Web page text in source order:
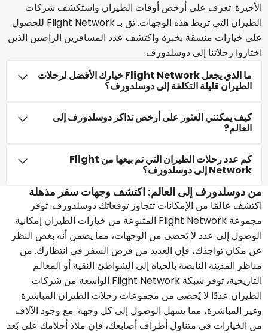
الأخيرة. تعرف على أرخص أوقات الطيران واستكشف شركات
الطيران التي تربط هذه الوجهات. ثق بـ Flight Network للحصول
على خيارات منسقة بخبرة واكتشف عدد المسافرين الراضين الذين
اختاروا رحلاتنا إلى دوسلدورف.
ما الذي يجعل Flight Network خيارك الأفضل لرحلات
الطيران قليلة التكلفة إلى دوسلدورف؟
كيف يمكنني العثور على أرخص تذاكر دوسلدورف إلى
العالم?
كم عدد رحلات الطيران التي تم بيعها من Flight
Network إلى دوسلدورف؟
من دوسلدورف إلى العالم: اكتشف وجهات سفر مذهلة
اكتشف عالمًا من الإمكانات تتجاوز توقعاتك دوسلدورف. توفر
مجموعة Flight Network المتنوعة من خيارات الطيران إمكانية
الوصول إلى عدد لا يُحصى من الوجهات، مما يضمن أنه بغض النظر
عن مكان تواجدك، فإن العديد من فرص السفر في انتظارك. من
مناظر المدينة النابضة بالحياة إلى الشواطئ النقية أو المعالم
التاريخية، توفر شبكة Flight Network الواسعة من شركات
الطيران عددًا لا يُحصى من مجموعات رحلات الطيران المباشرة
وغير المباشرة، مما يسهل الوصول إلى كل وجهة. مع وجود الآلاف
من الخيارات في متناول أطراف أصابعك، فإن ملاذ أحلامك على بُعد